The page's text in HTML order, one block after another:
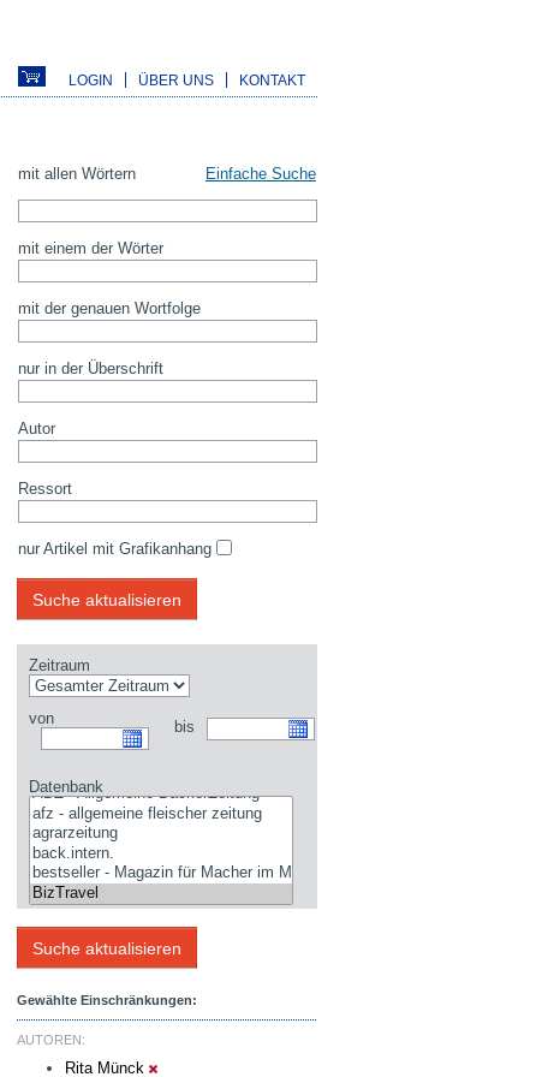
LOGIN ÜBER UNS KONTAKT
mit allen Wörtern Einfache Suche
mit einem der Wörter
mit der genauen Wortfolge
nur in der Überschrift
Autor
Ressort
nur Artikel mit Grafikanhang
Zeitraum
von bis
Datenbank
Gewählte Einschränkungen:
AUTOREN:
Rita Münck